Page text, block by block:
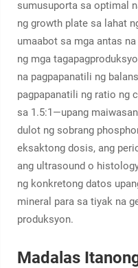
sumusuporta sa optimal
ng growth plate sa lahat
umaabot sa mga antas
ng mga
na pagpapanatili ng
pagpapanatili ng ratio ng
sa 1.5:1—upang
dulot ng sobrang
eksaktong dosis, ang
ang ultrasound o
ng konkretong datos
mineral para sa tiyak na
produksyon.
Madalas